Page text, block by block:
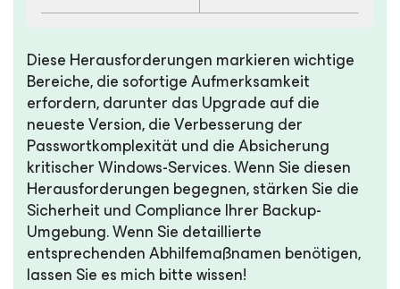
Diese Herausforderungen markieren wichtige
Bereiche, die sofortige Aufmerksamkeit
erfordern, darunter das Upgrade auf die
neueste Version, die Verbesserung der
Passwortkomplexität und die Absicherung
kritischer Windows-Services. Wenn Sie diesen
Herausforderungen begegnen, stärken Sie die
Sicherheit und Compliance Ihrer Backup-
Umgebung. Wenn Sie detaillierte
entsprechenden Abhilfemaßnamen benötigen,
lassen Sie es mich bitte wissen!